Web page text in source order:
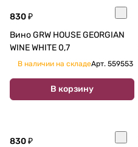
830 ₽
Вино GRW HOUSE GEORGIAN
WINE WHITE 0,7
В наличии на складеАрт. 559553
В корзину
830 ₽